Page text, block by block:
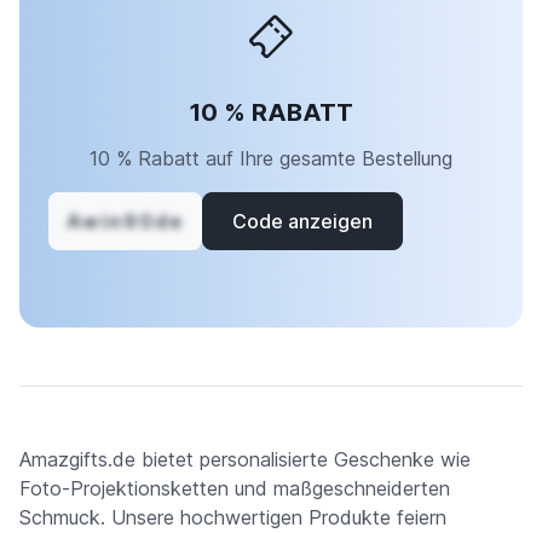
10 % RABATT
10 % Rabatt auf Ihre gesamte Bestellung
Awin90de Code anzeigen
Amazgifts.de bietet personalisierte Geschenke wie
Foto-Projektionsketten und maßgeschneiderten
Schmuck. Unsere hochwertigen Produkte feiern